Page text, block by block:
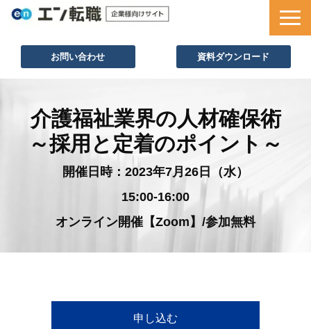
お問い合わせ 資料ダウンロード
採用ノウハウ
採用事例
セミナー情報
お役立ち資料
介護福祉業界の人材確保術
～採用と定着のポイント～
開催日時：2023年7月26日（水）
15:00-16:00
オンライン開催【Zoom】/参加無料
申し込む